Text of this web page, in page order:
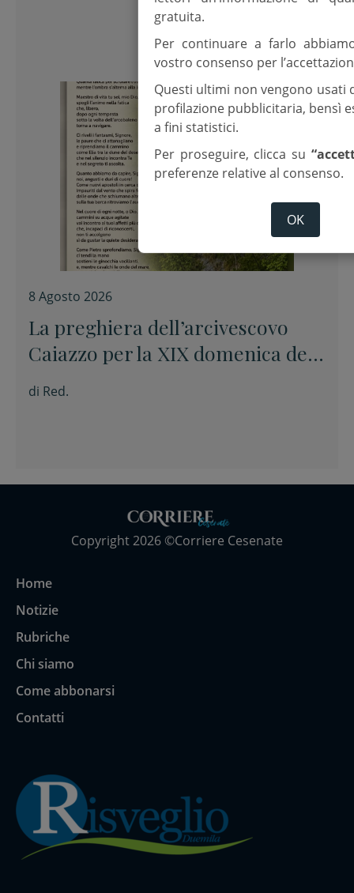
8 Agosto 2026
La preghiera dell’arcivescovo
Caiazzo per la XIX domenica del
Tempo ordinario
di Red.
Copyright 2026 ©Corriere Cesenate
Home
Notizie
Rubriche
Chi siamo
Come abbonarsi
Contatti
gratuita.
Per continuare a farlo
vostro consenso per
Questi ultimi non vengono usati
profilazione pubblicitaria, bensì
a fini statistici.
Per proseguire, clicca su
preferenze relative al consenso.
OK